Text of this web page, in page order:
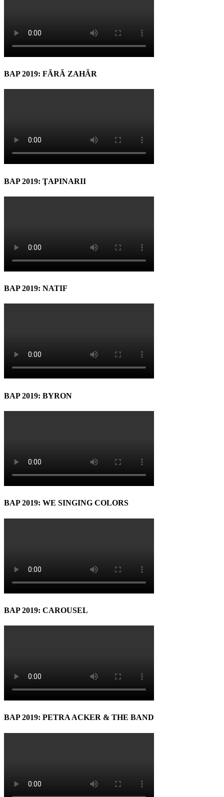
BAP 2019: FĂRĂ ZAHĂR
BAP 2019: ŢAPINARII
BAP 2019: NATIF
BAP 2019: BYRON
BAP 2019: WE SINGING COLORS
BAP 2019: CAROUSEL
BAP 2019: PETRA ACKER & THE BAND